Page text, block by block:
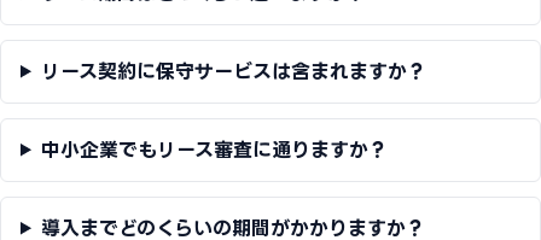
リース契約に保守サービスは含まれますか？
中小企業でもリース審査に通りますか？
導入までどのくらいの期間がかかりますか？